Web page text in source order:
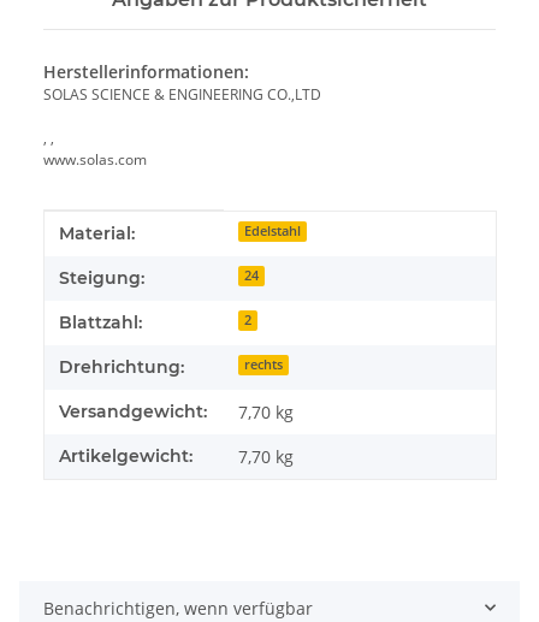
Herstellerinformationen:
SOLAS SCIENCE & ENGINEERING CO.,LTD
, ,
www.solas.com
Produkteigenschaft
Wert
Material: Edelstahl
Steigung: 24
Blattzahl: 2
Drehrichtung: rechts
Versandgewicht: 7,70 kg
Artikelgewicht: 7,70 kg
Benachrichtigen, wenn verfügbar